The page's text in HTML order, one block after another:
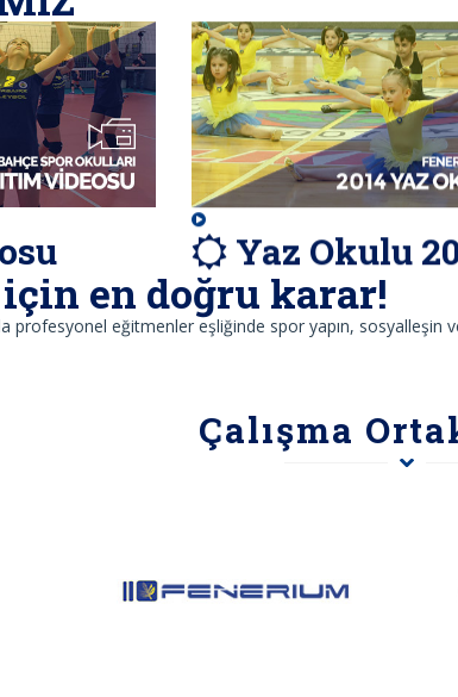
Yaz Okulu
en doğru karar!
profesyonel eğitmenler eşliğinde spor yapın, sosyalleşin
Çalışma